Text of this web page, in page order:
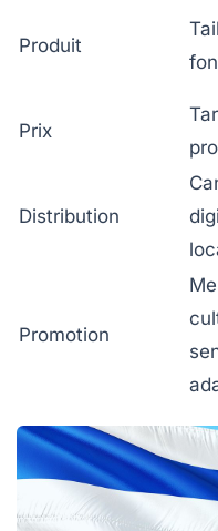
Produit
Prix
Distribution
Promotion